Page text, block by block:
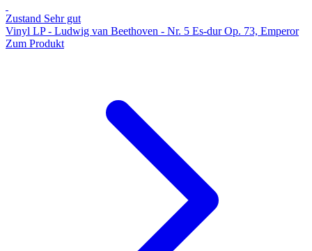
Zustand Sehr gut
Vinyl LP - Ludwig van Beethoven - Nr. 5 Es-dur Op. 73, Emperor
Zum Produkt